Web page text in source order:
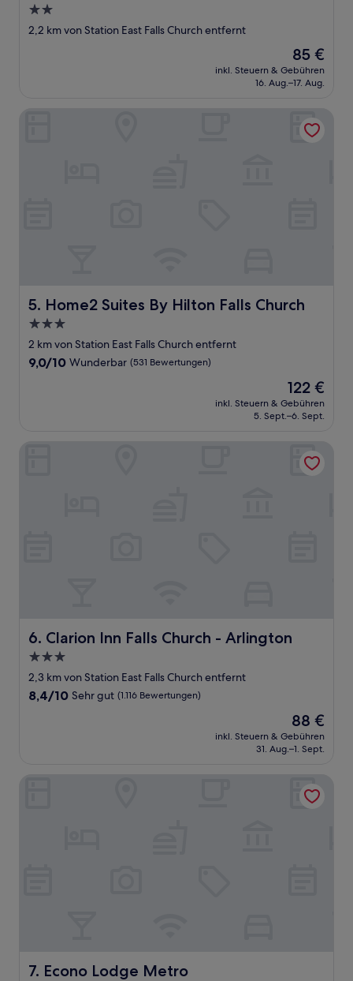
2.0-
Sterne-
2,2 km von Station East Falls Church entfernt
Der
Preis
beträgt
85 €
inkl. Steuern & Gebühren
16. Aug.–17. Aug.
5. Home2 Suites By Hilton Falls Church
Home2 Suites By Hilton Falls Church
3.0-
Sterne-
Unterkunft
2 km von Station East Falls Church entfernt
9.0
9,0/10 Wunderbar (531 Bewertungen)
Der
Preis
beträgt
122 €
inkl. Steuern & Gebühren
5. Sept.–6. Sept.
6. Clarion Inn Falls Church - Arlington
Clarion Inn Falls Church - Arlington
3.0-
Sterne-
Unterkunft
2,3 km von Station East Falls Church entfernt
8.4
Bewertungen)
8,4/10 Sehr gut (1.116 Bewertungen)
Der
Preis
beträgt
88 €
inkl. Steuern & Gebühren
31. Aug.–1. Sept.
7. Econo Lodge Metro
Econo Lodge Metro